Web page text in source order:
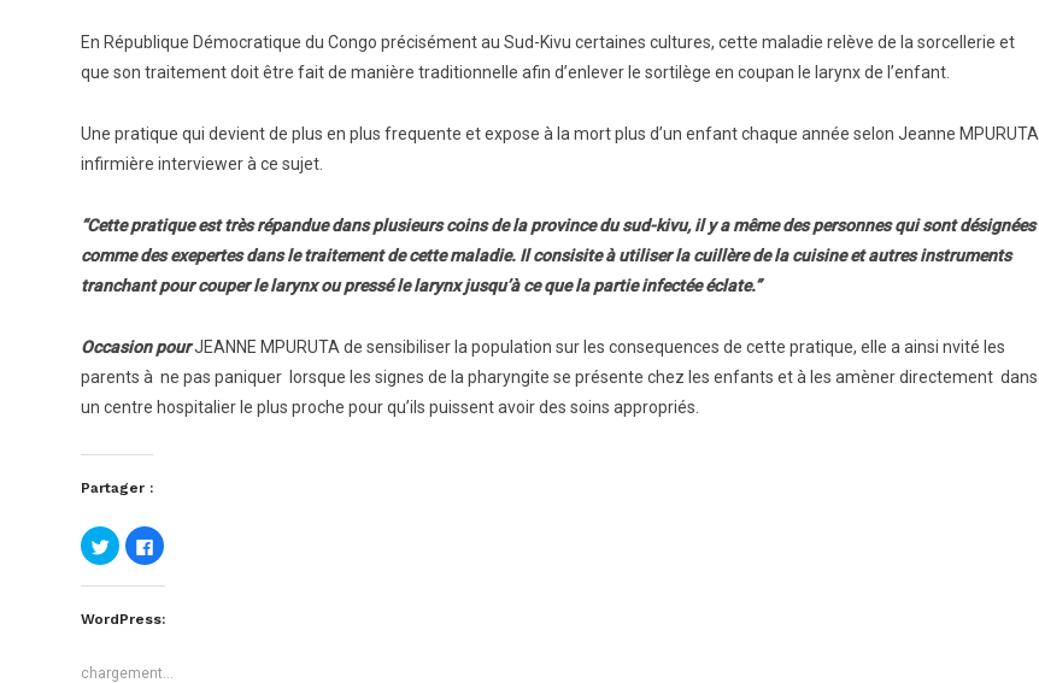
En République Démocratique du Congo précisément au Sud-Kivu certaines cultures, cette maladie relève de la sorcellerie et
que son traitement doit être fait de manière traditionnelle afin d’enlever le sortilège en coupan le larynx de l’enfant.
Une pratique qui devient de plus en plus frequente et expose à la mort plus d’un enfant chaque année selon Jeanne MPURUTA
infirmière interviewer à ce sujet.
“Cette pratique est très répandue dans plusieurs coins de la province du sud-kivu, il y a même des personnes qui sont désignées
comme des exepertes dans le traitement de cette maladie. Il consisite à utiliser la cuillère de la cuisine et autres instruments
tranchant pour couper le larynx ou pressé le larynx jusqu’à ce que la partie infectée éclate.”
Occasion pourJEANNE MPURUTA de sensibiliser la population sur les consequences de cette pratique, elle a ainsi nvité les
parents à ne pas paniquer lorsque les signes de la pharyngite se présente chez les enfants et à les amèner directement dans
un centre hospitalier le plus proche pour qu’ils puissent avoir des soins appropriés.
Partager :
Cliquez
pour
partager
sur
dans
une
Cliquez
pour
sur
dans
une
WordPress:
chargement…